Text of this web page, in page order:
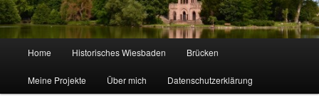
Home Historisches Wiesbaden Brücken
Meine Projekte Über mich Datenschutzerklärung